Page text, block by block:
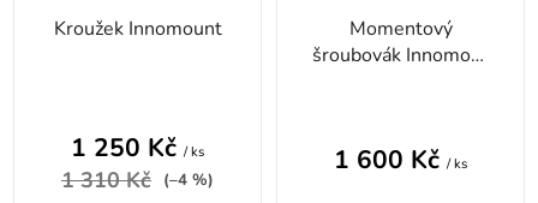
Kroužek Innomount
1 250 Kč / ks
1 310 Kč (–4 %)
Momentový
šroubovák Innomout
1 600 Kč / ks